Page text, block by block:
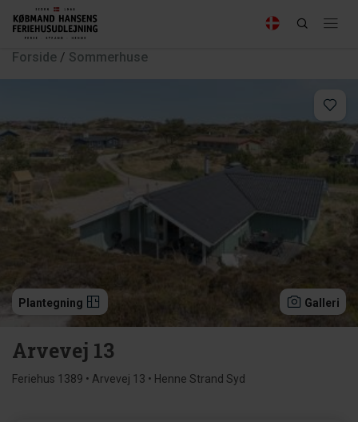
Forside / Sommerhuse
Plantegning Galleri
Arvevej 13
Feriehus 1389 • Arvevej 13 • Henne Strand Syd